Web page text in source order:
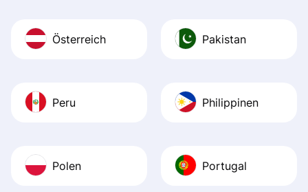
Österreich Pakistan
Peru Philippinen
Polen Portugal